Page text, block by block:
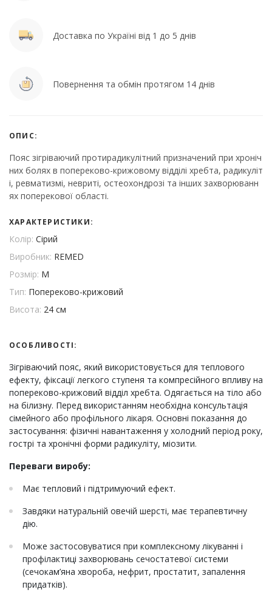
Доставка по Україні від 1 до 5 днів
Повернення та обмін протягом 14 днів
ОПИС:
Пояс зігріваючий протирадикулітний призначений при хроніч
них болях в попереково-крижовому відділі хребта, радикуліт
і, ревматизмі, невриті, остеохондрозі та інших захворюванн
ях поперекової області.
ХАРАКТЕРИСТИКИ:
Колір: Сірий
Виробник: REMED
Розмір: M
Тип: Попереково-крижовий
Висота: 24 см
ОСОБЛИВОСТІ:
Зігріваючий пояс, який використовується для теплового
ефекту, фіксації легкого ступеня та компресійного впливу на
попереково-крижовий відділ хребта. Одягається на тіло або
на білизну. Перед використанням необхідна консультація
сімейного або профільного лікаря. Основні показання до
застосування: фізичні навантаження у холодний період року,
гострі та хронічні форми радикуліту, міозити.
Переваги виробу:
Має тепловий і підтримуючий ефект.
Завдяки натуральній овечій шерсті, має терапевтичну
дію.
Може застосовуватися при комплексному лікуванні і
профілактиці захворювань сечостатевої системи
(сечокам’яна хвороба, нефрит, простатит, запалення
придатків).